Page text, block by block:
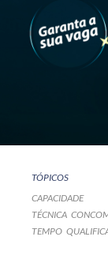
TÓPICOS
CAPACIDADE
TÉCNICA
TEMPO